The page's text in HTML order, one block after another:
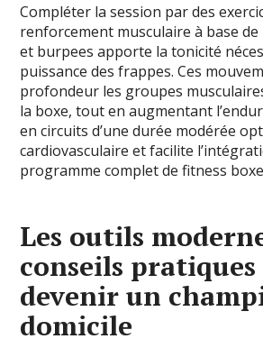
Compléter la session par des
renforcement musculaire à base
et burpees apporte la tonicité
puissance des frappes. Ces
profondeur les groupes
la boxe, tout en augmentant
en circuits d’une durée modérée
cardiovasculaire et facilite
programme complet de fitness
Les outils
conseils
devenir un
domicile